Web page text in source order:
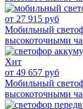
от 27 915 руб
Мобильный
высокоточными
Хит
от 49 657 руб
Мобильный
высокоточными